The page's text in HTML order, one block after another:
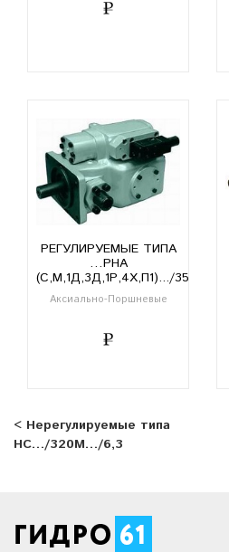
РЕГУЛИРУЕМЫЕ ТИПА
…РНА
(С,М,1Д,3Д,1Р,4Х,П1).../35
Аксиально-Поршневые
< Нерегулируемые типа
НС…/320М…/6,3